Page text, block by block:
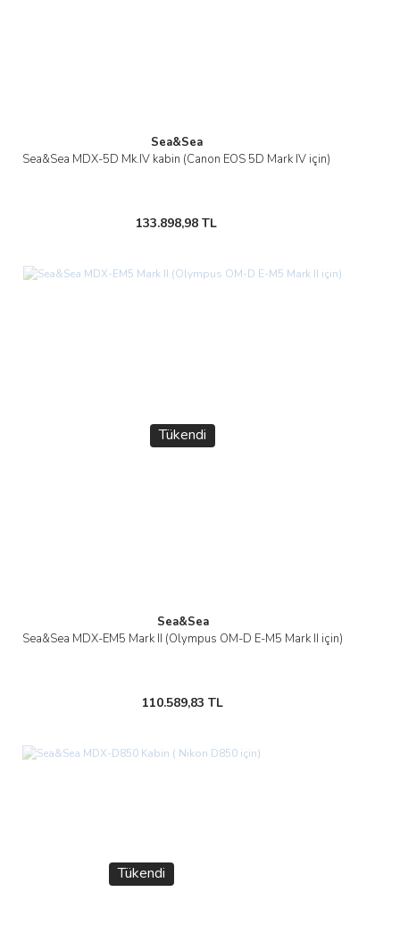
Sea&Sea
Sea&Sea MDX-5D Mk.IV kabin (Canon EOS 5D Mark IV için)
133.898,98 TL
Tükendi
Sea&Sea
Sea&Sea MDX-EM5 Mark II (Olympus OM-D E-M5 Mark II için)
110.589,83 TL
Tükendi